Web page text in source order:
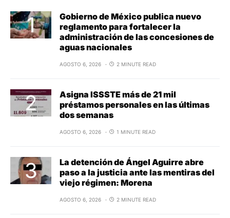
Gobierno de México publica nuevo
reglamento para fortalecer la
administración de las concesiones de
aguas nacionales
AGOSTO 6, 2026 2 MINUTE READ
Asigna ISSSTE más de 21 mil
préstamos personales en las últimas
dos semanas
AGOSTO 6, 2026 1 MINUTE READ
La detención de Ángel Aguirre abre
paso a la justicia ante las mentiras del
viejo régimen: Morena
AGOSTO 6, 2026 2 MINUTE READ